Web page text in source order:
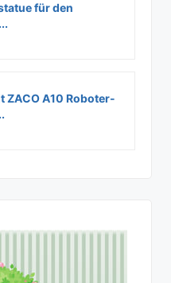
für den
ZACO A10 Roboter-